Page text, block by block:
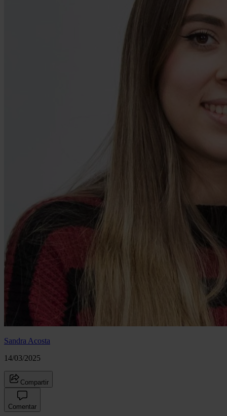
Sandra Acosta
14/03/2025
Compartir
Comentar